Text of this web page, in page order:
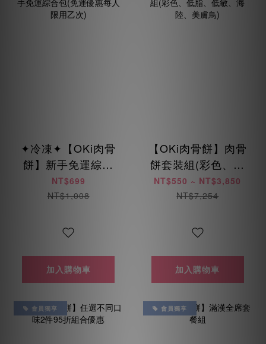
✦冷凍✦【OKi肉骨
餅】新手免運綜合
包(免運優惠每人限
用乙次)
NT$699
NT$1,008
加入購物車
【OKi肉骨餅】肉骨
餅套裝組(彩色、低
脂、低敏、海陸、
美膚鳥)
NT$550 ~ NT$3,850
NT$7,254
加入購物車
會員獨享 會員獨享